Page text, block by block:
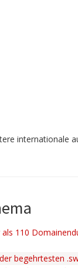
internationale
110
begehrtesten